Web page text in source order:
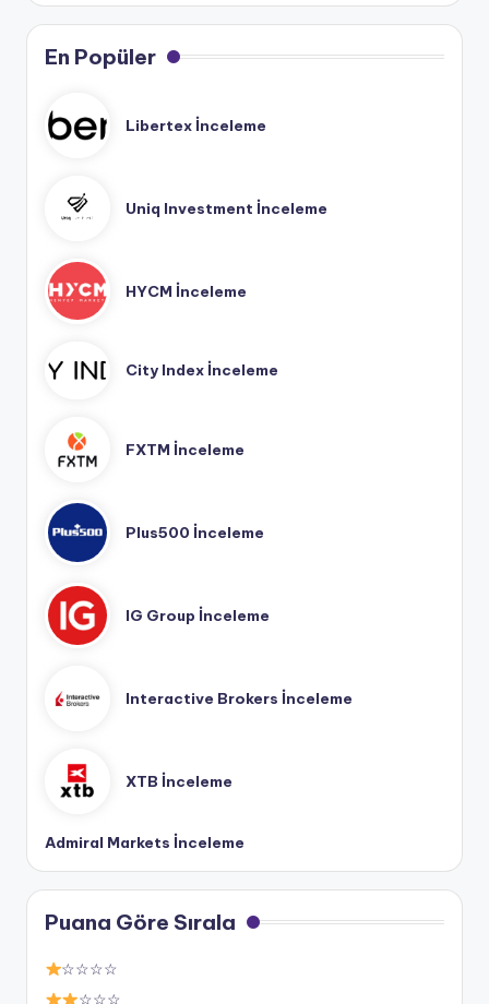
En Popüler
Libertex İnceleme
Uniq Investment İnceleme
HYCM İnceleme
City Index İnceleme
FXTM İnceleme
Plus500 İnceleme
IG Group İnceleme
Interactive Brokers İnceleme
XTB İnceleme
Admiral Markets İnceleme
Puana Göre Sırala
☆☆☆☆
☆☆☆